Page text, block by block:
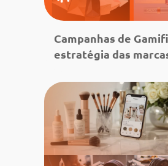
Campanhas de
estratégia das